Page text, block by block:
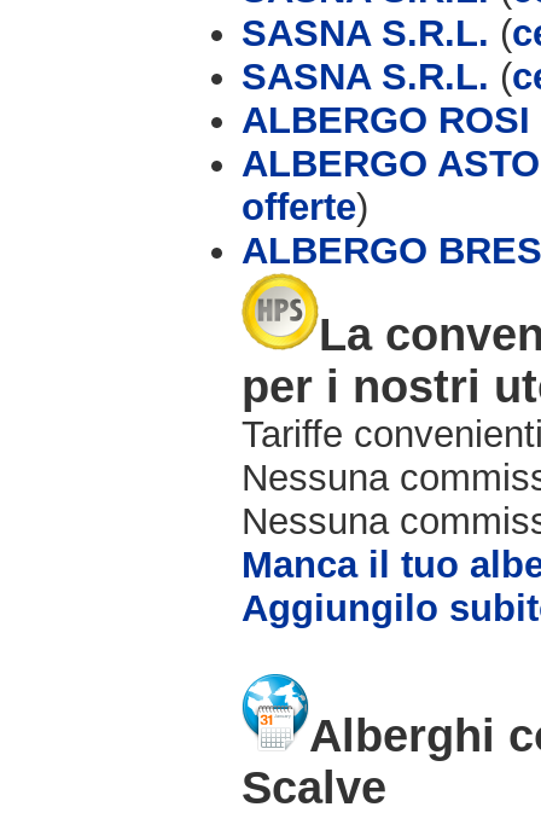
SASNA S.R.L. (
SASNA S.R.L. (
ALBERGO ROSI
ALBERGO
offerte)
ALBERGO
La
per i nostri
Tariffe
Nessuna
Nessuna
Manca il tuo
Aggiungilo
Alberghi
Scalve